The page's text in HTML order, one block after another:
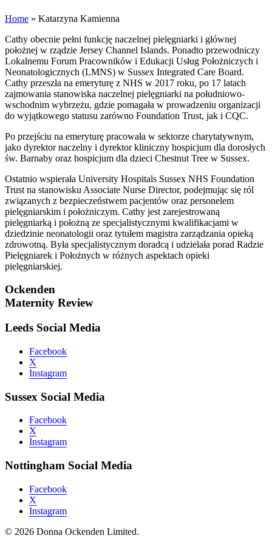
Home » Katarzyna Kamienna
Cathy obecnie pełni funkcję naczelnej pielęgniarki i głównej
położnej w rządzie Jersey Channel Islands. Ponadto przewodniczy
Lokalnemu Forum Pracowników i Edukacji Usług Położniczych i
Neonatologicznych (LMNS) w Sussex Integrated Care Board.
Cathy przeszła na emeryturę z NHS w 2017 roku, po 17 latach
zajmowania stanowiska naczelnej pielęgniarki na południowo-
wschodnim wybrzeżu, gdzie pomagała w prowadzeniu organizacji
do wyjątkowego statusu zarówno Foundation Trust, jak i CQC.
Po przejściu na emeryturę pracowała w sektorze charytatywnym,
jako dyrektor naczelny i dyrektor kliniczny hospicjum dla dorosłych
św. Barnaby oraz hospicjum dla dzieci Chestnut Tree w Sussex.
Ostatnio wspierała University Hospitals Sussex NHS Foundation
Trust na stanowisku Associate Nurse Director, podejmując się ról
związanych z bezpieczeństwem pacjentów oraz personelem
pielęgniarskim i położniczym. Cathy jest zarejestrowaną
pielęgniarką i położną ze specjalistycznymi kwalifikacjami w
dziedzinie neonatologii oraz tytułem magistra zarządzania opieką
zdrowotną. Była specjalistycznym doradcą i udzielała porad Radzie
Pielęgniarek i Położnych w różnych aspektach opieki
pielęgniarskiej.
Ockenden
Maternity Review
Leeds Social Media
Facebook
X
Instagram
Sussex Social Media
Facebook
X
Instagram
Nottingham Social Media
Facebook
X
Instagram
© 2026 Donna Ockenden Limited.